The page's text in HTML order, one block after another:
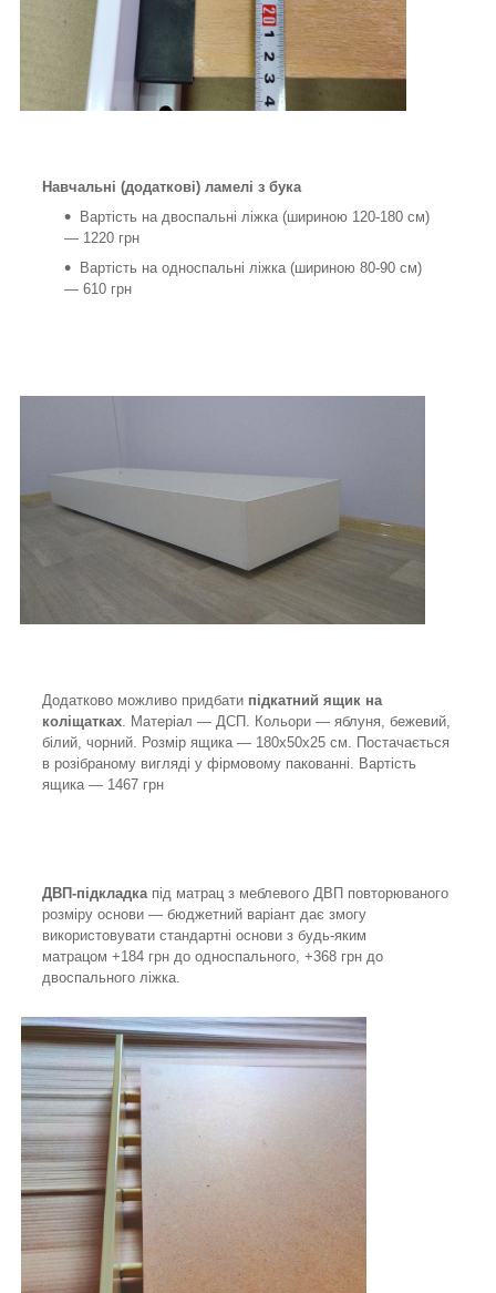
Навчальні (додаткові) ламелі з бука
Вартість на двоспальні ліжка (шириною 120-180 см)
— 1220 грн
Вартість на односпальні ліжка (шириною 80-90 см)
— 610 грн
Додатково можливо придбати підкатний ящик на
коліщатках . Матеріал — ДСП. Кольори — яблуня, бежевий,
білий, чорний. Розмір ящика — 180х50х25 см. Постачається
в розібраному вигляді у фірмовому пакованні. Вартість
ящика — 1467 грн
ДВП-підкладка під матрац з меблевого ДВП повторюваного
розміру основи — бюджетний варіант дає змогу
використовувати стандартні основи з будь-яким
матрацом +184 грн до односпального, +368 грн до
двоспального ліжка.